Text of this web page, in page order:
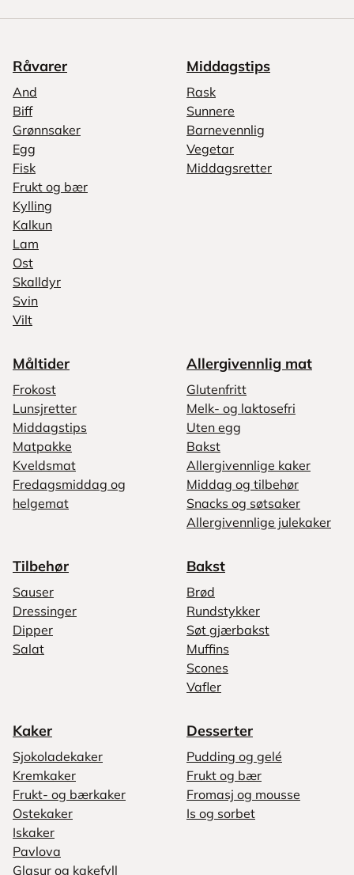
Råvarer
And
Biff
Grønnsaker
Egg
Fisk
Frukt og bær
Kylling
Kalkun
Lam
Ost
Skalldyr
Svin
Vilt
Middagstips
Rask
Sunnere
Barnevennlig
Vegetar
Middagsretter
Måltider
Frokost
Lunsjretter
Middagstips
Matpakke
Kveldsmat
Fredagsmiddag og
helgemat
Allergivennlig mat
Glutenfritt
Melk- og laktosefri
Uten egg
Bakst
Allergivennlige kaker
Middag og tilbehør
Snacks og søtsaker
Allergivennlige julekaker
Tilbehør
Sauser
Dressinger
Dipper
Salat
Bakst
Brød
Rundstykker
Søt gjærbakst
Muffins
Scones
Vafler
Kaker
Sjokoladekaker
Kremkaker
Frukt- og bærkaker
Ostekaker
Iskaker
Pavlova
Glasur og kakefyll
Desserter
Pudding og gelé
Frukt og bær
Fromasj og mousse
Is og sorbet